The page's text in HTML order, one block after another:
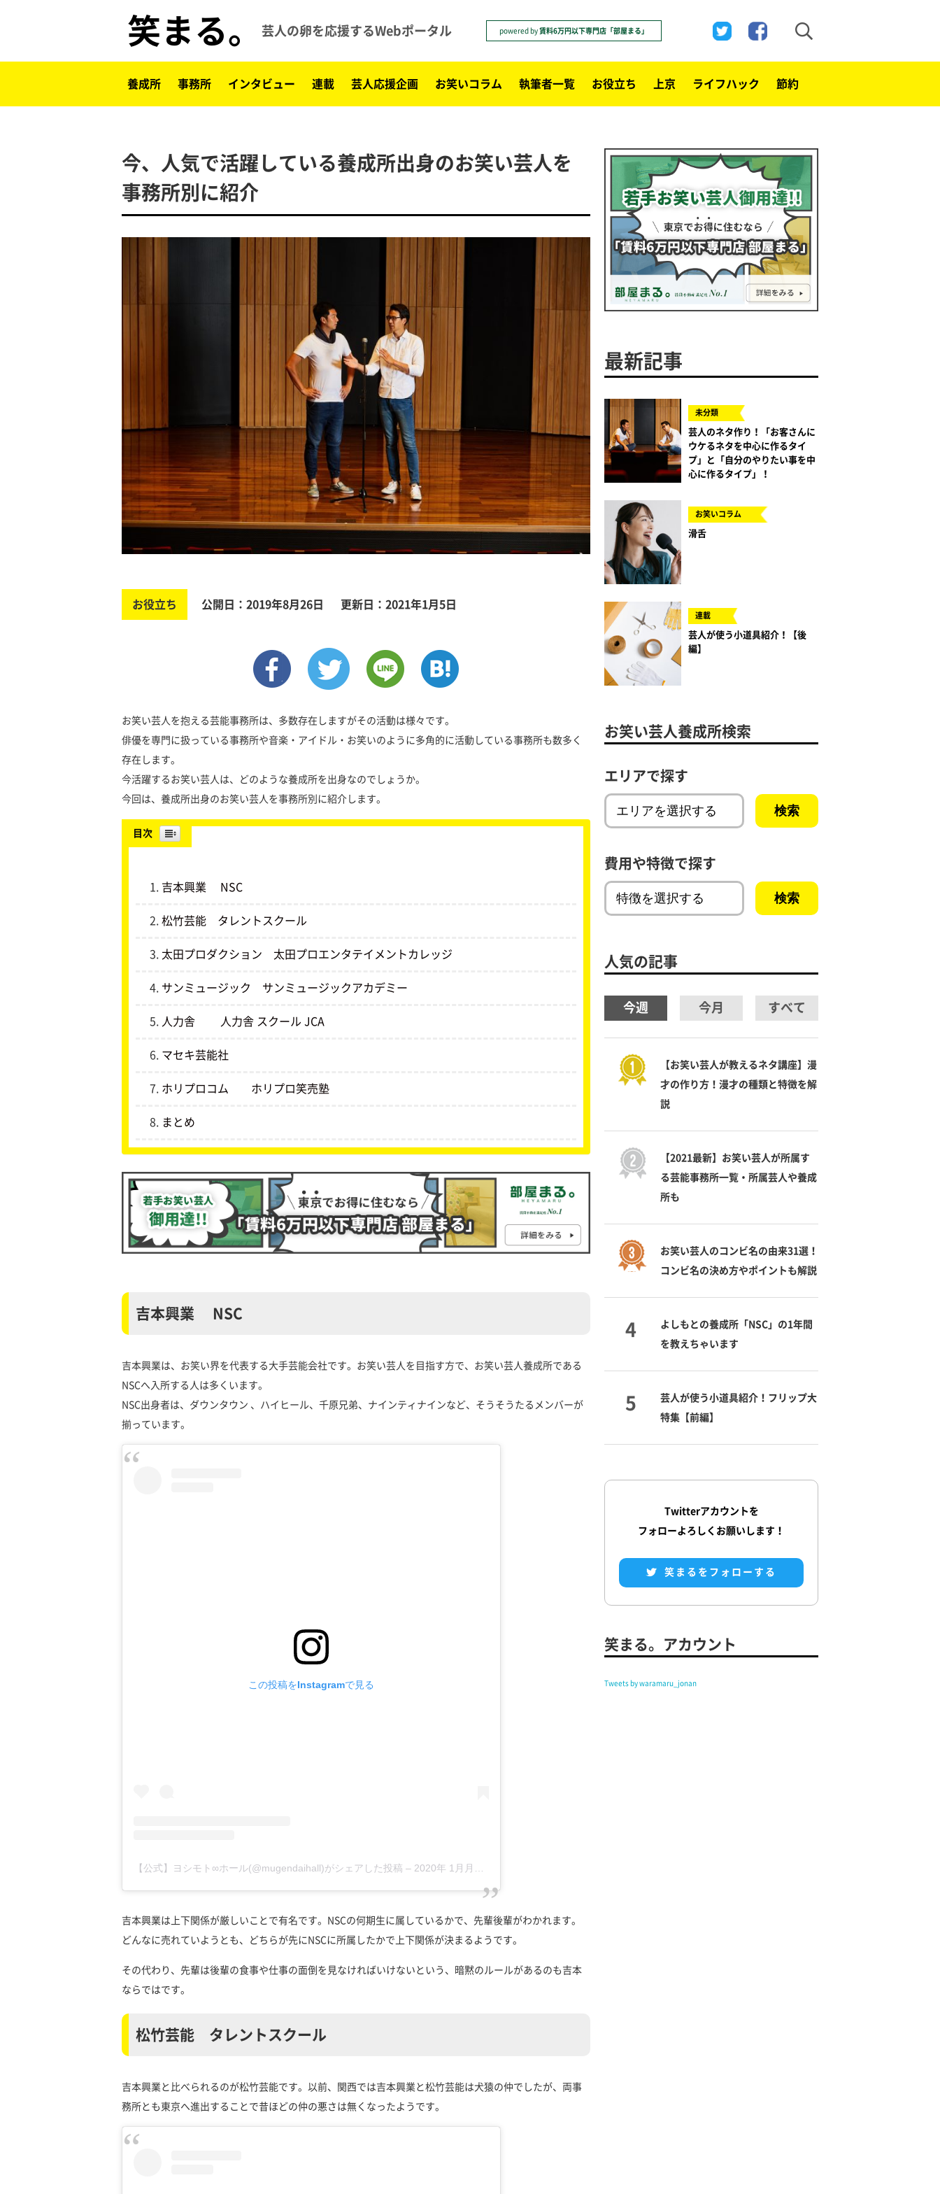
笑まる。 芸人の卵を応援するWebポータル powered by 賃料6万円以下専門店「部屋まる」
養成所 事務所 インタビュー 連載 芸人応援企画 お笑いコラム 執筆者一覧 お役立ち 上京 ライフハック 節約
今、人気で活躍している養成所出身のお笑い芸人を
事務所別に紹介
お役立ち 公開日：2019年8月26日 更新日：2021年1月5日
お笑い芸人を抱える芸能事務所は、多数存在しますがその活動は様々です。
俳優を専門に扱っている事務所や音楽・アイドル・お笑いのように多角的に活動している事務所も数多く
存在します。
今活躍するお笑い芸人は、どのような養成所を出身なのでしょうか。
今回は、養成所出身のお笑い芸人を事務所別に紹介します。
目次
吉本興業 NSC
松竹芸能 タレントスクール
太田プロダクション 太田プロエンタテイメントカレッジ
サンミュージック サンミュージックアカデミー
人力舎 人力舎 スクール JCA
マセキ芸能社
ホリプロコム ホリプロ笑売塾
まとめ
吉本興業 NSC
吉本興業は、お笑い界を代表する大手芸能会社です。お笑い芸人を目指す方で、お笑い芸人養成所である
NSCへ入所する人は多くいます。
NSC出身者は、ダウンタウン 、ハイヒール、千原兄弟、ナインティナインなど、そうそうたるメンバーが
揃っています。
この投稿をInstagramで見る
【公式】ヨシモト∞ホール(@mugendaihall)がシェアした投稿 – 2020年 1月月19日午前3時18分PST
吉本興業は上下関係が厳しいことで有名です。NSCの何期生に属しているかで、先輩後輩がわかれます。
どんなに売れていようとも、どちらが先にNSCに所属したかで上下関係が決まるようです。
その代わり、先輩は後輩の食事や仕事の面倒を見なければいけないという、暗黙のルールがあるのも吉本
ならではです。
松竹芸能 タレントスクール
吉本興業と比べられるのが松竹芸能です。以前、関西では吉本興業と松竹芸能は犬猿の仲でしたが、両事
務所とも東京へ進出することで昔ほどの仲の悪さは無くなったようです。
最新記事
未分類
芸人のネタ作り！「お客さんに
ウケるネタを中心に作るタイ
プ」と「自分のやりたい事を中
心に作るタイプ」！
お笑いコラム
滑舌
連載
芸人が使う小道具紹介！【後
編】
お笑い芸人養成所検索
エリアで探す
費用や特徴で探す
人気の記事
今週 今月 すべて
【お笑い芸人が教えるネタ講座】漫
才の作り方！漫才の種類と特徴を解
説
【2021最新】お笑い芸人が所属す
る芸能事務所一覧・所属芸人や養成
所も
お笑い芸人のコンビ名の由来31選！
コンビ名の決め方やポイントも解説
よしもとの養成所「NSC」の1年間
を教えちゃいます
芸人が使う小道具紹介！フリップ大
特集【前編】
Twitterアカウントを
フォローよろしくお願いします！
笑まるをフォローする
笑まる。アカウント
Tweets by waramaru_jonan